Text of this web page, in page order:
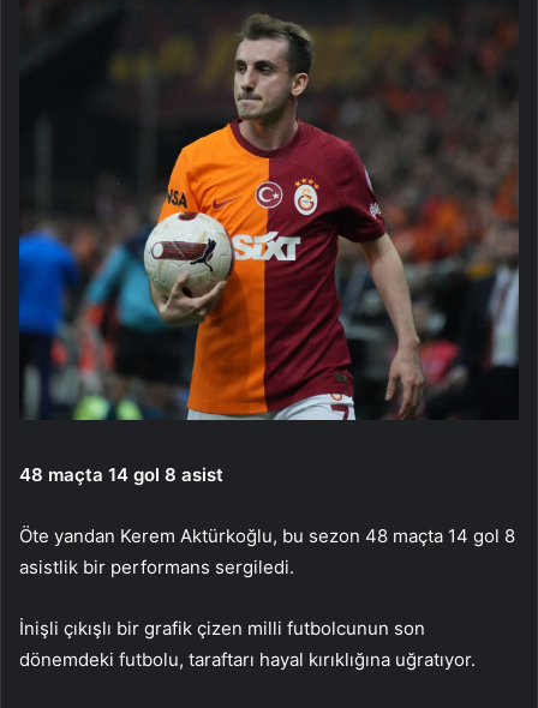
48 maçta 14 gol 8 asist
Öte yandan Kerem Aktürkoğlu, bu sezon 48 maçta 14 gol 8
asistlik bir performans sergiledi.
İnişli çıkışlı bir grafik çizen milli futbolcunun son
dönemdeki futbolu, taraftarı hayal kırıklığına uğratıyor.